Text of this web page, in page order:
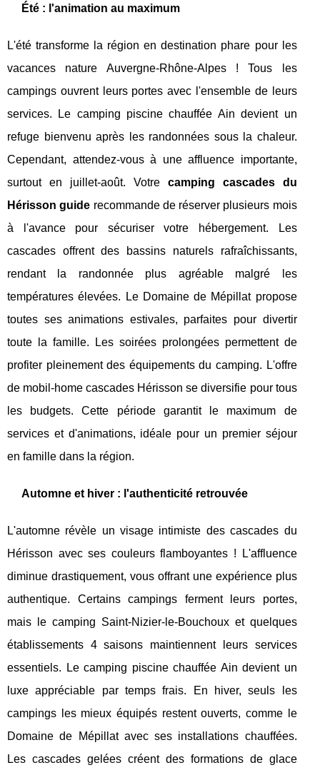
Été : l'animation au maximum
L'été transforme la région en destination phare pour les
vacances nature Auvergne-Rhône-Alpes ! Tous les
campings ouvrent leurs portes avec l'ensemble de leurs
services. Le camping piscine chauffée Ain devient un
refuge bienvenu après les randonnées sous la chaleur.
Cependant, attendez-vous à une affluence importante,
surtout en juillet-août. Votre camping cascades du
Hérisson guide recommande de réserver plusieurs mois
à l'avance pour sécuriser votre hébergement. Les
cascades offrent des bassins naturels rafraîchissants,
rendant la randonnée plus agréable malgré les
températures élevées. Le Domaine de Mépillat propose
toutes ses animations estivales, parfaites pour divertir
toute la famille. Les soirées prolongées permettent de
profiter pleinement des équipements du camping. L'offre
de mobil-home cascades Hérisson se diversifie pour tous
les budgets. Cette période garantit le maximum de
services et d'animations, idéale pour un premier séjour
en famille dans la région.
Automne et hiver : l'authenticité retrouvée
L'automne révèle un visage intimiste des cascades du
Hérisson avec ses couleurs flamboyantes ! L'affluence
diminue drastiquement, vous offrant une expérience plus
authentique. Certains campings ferment leurs portes,
mais le camping Saint-Nizier-le-Bouchoux et quelques
établissements 4 saisons maintiennent leurs services
essentiels. Le camping piscine chauffée Ain devient un
luxe appréciable par temps frais. En hiver, seuls les
campings les mieux équipés restent ouverts, comme le
Domaine de Mépillat avec ses installations chauffées.
Les cascades gelées créent des formations de glace